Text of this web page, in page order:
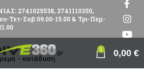
2741025538, 2741110350,
Τετ-Σαβ:09.00-15.00 & Τρι-Πεμ-
0 0,00 €